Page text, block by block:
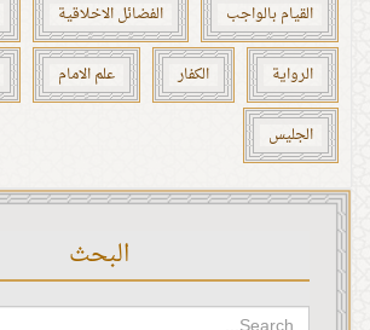
القيام بالواجب الفضائل الاخلاقية
الرواية الكفار علم الامام
الجليس
البحث